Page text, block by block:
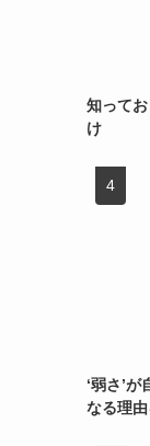
知ってお
け
‘弱さ’
なる理